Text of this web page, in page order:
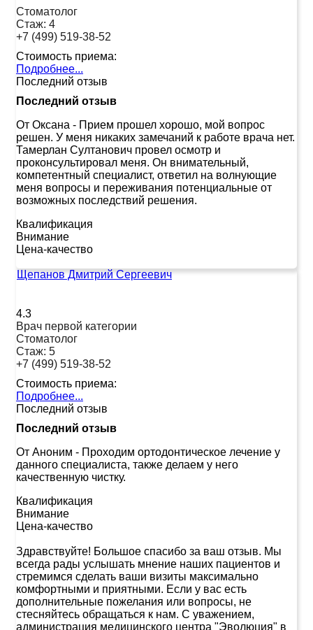
Стоматолог
Стаж: 4
+7 (499) 519-38-52
Стоимость приема:
Подробнее...
Последний отзыв
Последний отзыв
От Оксана - Прием прошел хорошо, мой вопрос
решен. У меня никаких замечаний к работе врача нет.
Тамерлан Султанович провел осмотр и
проконсультировал меня. Он внимательный,
компетентный специалист, ответил на волнующие
меня вопросы и переживания потенциальные от
возможных последствий решения.
Квалификация
Внимание
Цена-качество
Щепанов Дмитрий Сергеевич
4.3
Врач первой категории
Стоматолог
Стаж: 5
+7 (499) 519-38-52
Стоимость приема:
Подробнее...
Последний отзыв
Последний отзыв
От Аноним - Проходим ортодонтическое лечение у
данного специалиста, также делаем у него
качественную чистку.
Квалификация
Внимание
Цена-качество
Здравствуйте! Большое спасибо за ваш отзыв. Мы
всегда рады услышать мнение наших пациентов и
стремимся сделать ваши визиты максимально
комфортными и приятными. Если у вас есть
дополнительные пожелания или вопросы, не
стесняйтесь обращаться к нам. С уважением,
администрация медицинского центра "Эволюция" в